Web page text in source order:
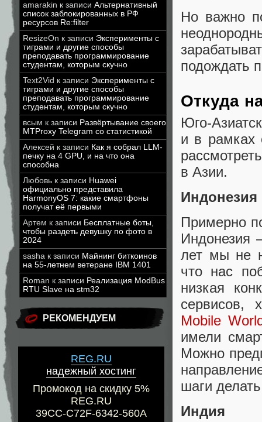
amarakin к записи Альтернативный
список заблокированных в РФ
ресурсов Re:filter
ResizeOn к записи Эксперименты с
тиграми и другие способы
преподавать программирование
студентам, которым скучно
Text2Vid к записи Эксперименты с
тиграми и другие способы
преподавать программирование
студентам, которым скучно
всым к записи Развёртывание своего
MTProxy Telegram со статистикой
Алексей к записи Как я собрал LLM-
печку на 4 GPU, и на что она
способна
Любовь к записи Huawei
официально представила
HarmonyOS 7: какие смартфоны
получат её первыми
Артем к записи Бесплатные боты,
чтобы раздеть девушку по фото в
2024
sasha к записи Майнинг биткоинов
на 55-летнем ветеране IBM 1401
Roman к записи Реализация ModBus
RTU Slave на stm32
РЕКОМЕНДУЕМ
REG.RU
надежный хостинг
Промокод на скидку 5%
REG.RU
39CC-C72F-6342-560A
Но важно
подождать
Откуда
Юго-
и в рамках
в Азии.
Индонезия
Примерно
Индонезия
лет мы не
что нас
низкая
сервисов,
Mobile
имели
Можно
шаги
Индия